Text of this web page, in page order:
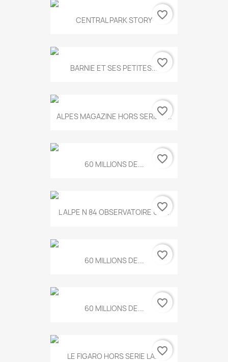
CENTRAL PARK STORY favorite_border
BARNIE ET SES PETITES...favorite_border
ALPES MAGAZINE HORS SERIE N...
favorite_border
60 MILLIONS DE... favorite_border
L ALPE N 84 OBSERVATOIRE UN...
favorite_border
60 MILLIONS DE... favorite_border
60 MILLIONS DE... favorite_border
LE FIGARO HORS SERIE LA...favorite_border